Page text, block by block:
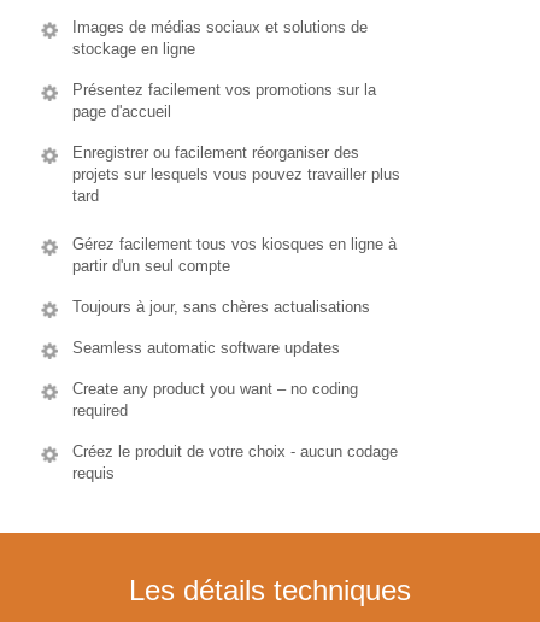
Images de médias sociaux et solutions de
stockage en ligne
Présentez facilement vos promotions sur la
page d'accueil
Enregistrer ou facilement réorganiser des
projets sur lesquels vous pouvez travailler plus
tard
Gérez facilement tous vos kiosques en ligne à
partir d'un seul compte
Toujours à jour, sans chères actualisations
Seamless automatic software updates
Create any product you want – no coding
required
Créez le produit de votre choix - aucun codage
requis
Les détails techniques